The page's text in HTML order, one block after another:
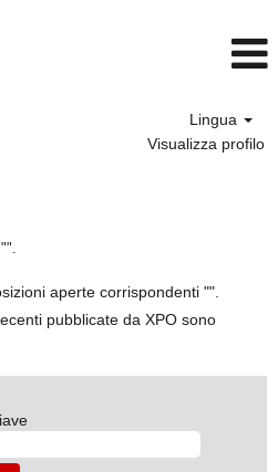
Lingua
Visualizza profilo
"".
aperte corrispondenti "".
pubblicate da XPO sono